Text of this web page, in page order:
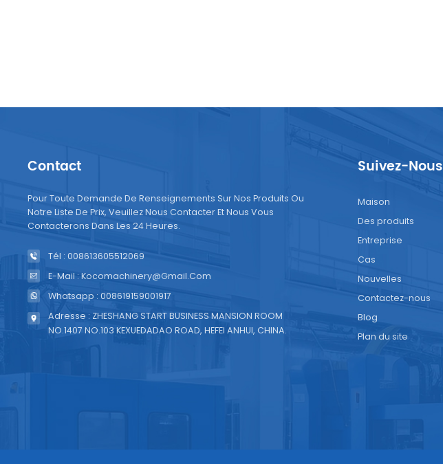
Contact
Pour Toute Demande De Renseignements Sur Nos Produits Ou
Notre Liste De Prix, Veuillez Nous Contacter Et Nous Vous
Contacterons Dans Les 24 Heures.
Tél : 008613605512069
E-Mail : Kocomachinery@gmail.com
Whatsapp : 008619159001917
Adresse : ZHESHANG START BUSINESS MANSION ROOM
NO.1407 NO.103 KEXUEDADAO ROAD, HEFEI ANHUI, CHINA.
Suivez-Nous
Maison
Des produits
Entreprise
Cas
Nouvelles
Contactez-nous
Blog
Plan du site